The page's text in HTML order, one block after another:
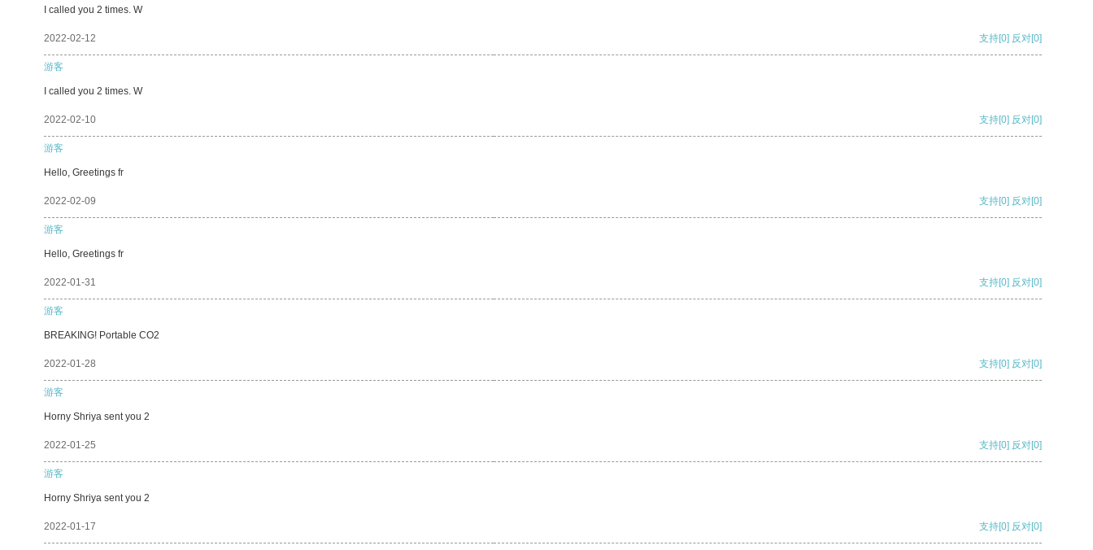
I called you 2 times. W
2022-02-12 支持[0] 反对[0]
游客
I called you 2 times. W
2022-02-10 支持[0] 反对[0]
游客
Hello, Greetings fr
2022-02-09 支持[0] 反对[0]
游客
Hello, Greetings fr
2022-01-31 支持[0] 反对[0]
游客
BREAKING! Portable CO2
2022-01-28 支持[0] 反对[0]
游客
Horny Shriya sent you 2
2022-01-25 支持[0] 反对[0]
游客
Horny Shriya sent you 2
2022-01-17 支持[0] 反对[0]